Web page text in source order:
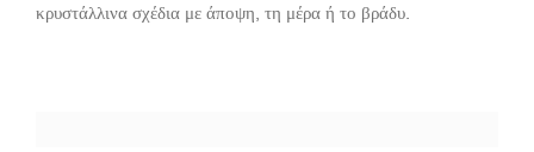
κρυστάλλινα σχέδια με άποψη, τη μέρα ή το βράδυ.